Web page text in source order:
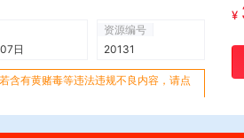
日
资源编号
20131
含有黄赌毒等违法违规不良内容，请点
¥